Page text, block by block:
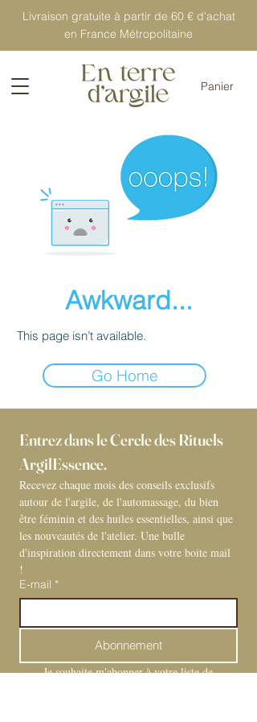
Livraison gratuite à partir de 60 € d'achat
en France Métropolitaine
Panier
Awkward...
This page isn’t available.
Go Home
Entrez dans le Cercle des Rituels
ArgilEssence.
Recevez chaque mois des conseils exclusifs
autour de l'argile, de l'automassage, du bien
être féminin et des huiles essentielles, ainsi que
les nouveautés de l'atelier. Une bulle
d'inspiration directement dans votre boite mail
!
E-mail *
Abonnement
Je souhaite m'abonner à votre liste de